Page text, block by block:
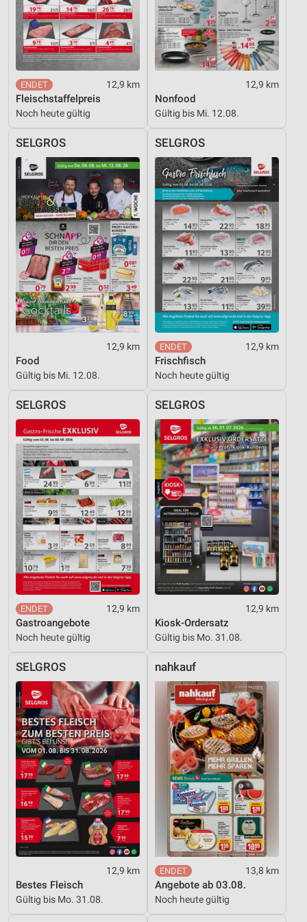
12,9 km
Fleischstaffelpreis
Noch heute gültig
12,9 km
Nonfood
Gültig bis Mi. 12.08.
SELGROS
12,9 km
Food
Gültig bis Mi. 12.08.
SELGROS
12,9 km
Frischfisch
Noch heute gültig
SELGROS
12,9 km
Gastroangebote
Noch heute gültig
SELGROS
12,9 km
Kiosk-Ordersatz
Gültig bis Mo. 31.08.
SELGROS
12,9 km
Bestes Fleisch
Gültig bis Mo. 31.08.
nahkauf
13,8 km
Angebote ab 03.08.
Noch heute gültig
Notwendig
Performance
Funktional
Werbung